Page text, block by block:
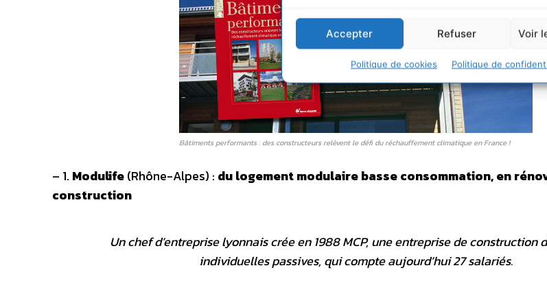
Accepter Refuser Voir
Politique de cookies Politique de
Bâtiments performants : des constructeurs relèvent le défi du réchauffement climatique en France !
– 1. Modulife(Rhône-Alpes) : du logement modulaire basse consommation, en
construction
Un chef d’entreprise lyonnais crée en 1988 MCP, une entreprise de construction
individuelles passives, qui compte aujourd’hui 27 salariés.